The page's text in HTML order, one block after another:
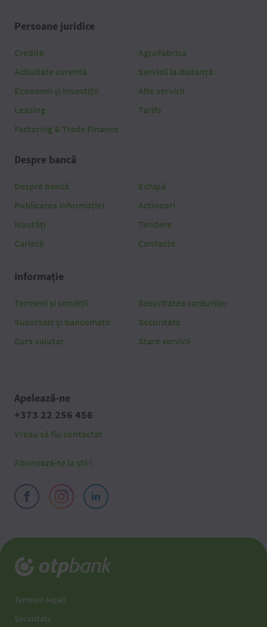
Persoane juridice
Credite
Activitate curentă
Economii și investiții
Leasing
Factoring & Trade Finance
AgroFabrica
Servicii la distanță
Alte servicii
Tarife
Despre bancă
Despre bancă
Publicarea informației
Noutăți
Carieră
Echipă
Acționari
Tendere
Contacte
Informație
Termeni și condiții
Sucursale și bancomate
Curs valutar
Securitatea cardurilor
Securitate
Stare servicii
Apelează-ne
+373 22 256 456
Vreau să fiu contactat
Abonează-te la știri
Termeni legali
Securitate